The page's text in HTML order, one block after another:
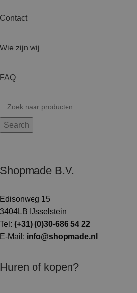
Contact
Wie zijn wij
FAQ
Search
Shopmade B.V.
Edisonweg 15
3404LB IJsselstein
Tel: (+31) (0)30-686 54 22
E-Mail: info@shopmade.nl
Huren of kopen?